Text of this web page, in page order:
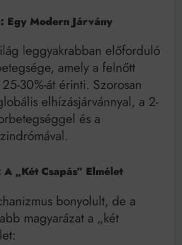
Egy Modern Járvány
leggyakrabban előforduló
amely a felnőtt
30%-át érinti. Szorosan
elhízásjárvánnyal, a 2-
és a
„Két Csapás” Elmélet
bonyolult, de a
magyarázat a „két